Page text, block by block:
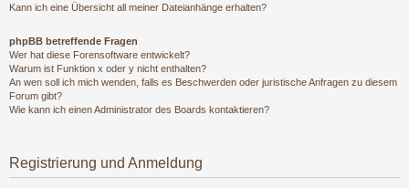
Kann ich eine Übersicht all meiner Dateianhänge erhalten?
phpBB betreffende Fragen
Wer hat diese Forensoftware entwickelt?
Warum ist Funktion x oder y nicht enthalten?
An wen soll ich mich wenden, falls es Beschwerden oder juristische Anfragen zu diesem
Forum gibt?
Wie kann ich einen Administrator des Boards kontaktieren?
Registrierung und Anmeldung